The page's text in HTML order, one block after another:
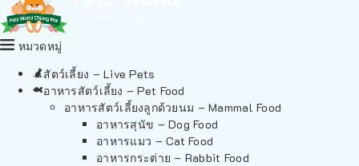
หมวดหมู่
สัตว์เลี้ยง – Live Pets
อาหารสัตว์เลี้ยง – Pet Food
อาหารสัตว์เลี้ยงลูกด้วยนม – Mammal Food
อาหารสุนัข – Dog Food
อาหารแมว – Cat Food
อาหารกระต่าย – Rabbit Food